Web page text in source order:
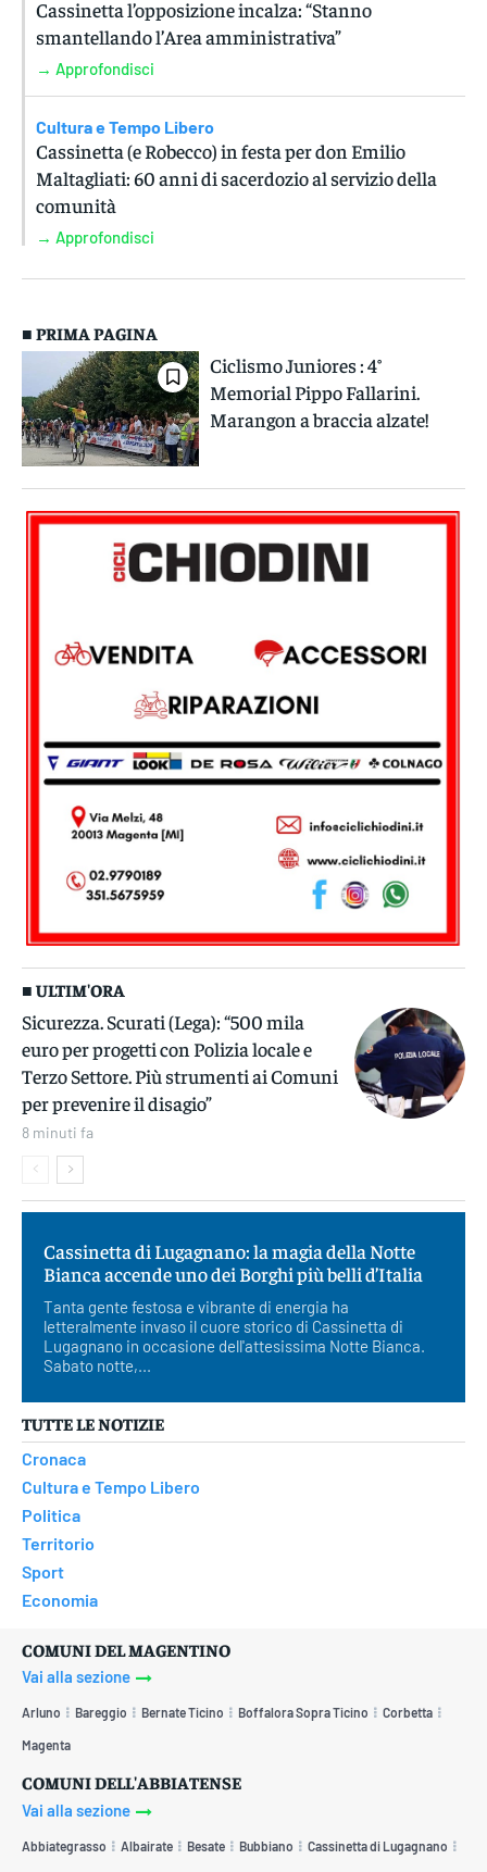
Cassinetta l’opposizione incalza: “Stanno
smantellando l’Area amministrativa”
→ Approfondisci
Cultura e Tempo Libero
Cassinetta (e Robecco) in festa per don Emilio
Maltagliati: 60 anni di sacerdozio al servizio della
comunità
→ Approfondisci
■ PRIMA PAGINA
Ciclismo Juniores : 4°
Memorial Pippo Fallarini.
Marangon a braccia alzate!
■ ULTIM'ORA
Sicurezza. Scurati (Lega): “500 mila
euro per progetti con Polizia locale e
Terzo Settore. Più strumenti ai Comuni
per prevenire il disagio”
8 minuti fa
Cassinetta di Lugagnano: la magia della Notte
Bianca accende uno dei Borghi più belli d’Italia
Tanta gente festosa e vibrante di energia ha
letteralmente invaso il cuore storico di Cassinetta di
Lugagnano in occasione dell'attesissima Notte Bianca.
Sabato notte,...
TUTTE LE NOTIZIE
Cronaca
Cultura e Tempo Libero
Politica
Territorio
Sport
Economia
COMUNI DEL MAGENTINO
Vai alla sezione
Arluno Bareggio Bernate Ticino Boffalora Sopra Ticino Corbetta
Magenta
COMUNI DELL'ABBIATENSE
Vai alla sezione
Abbiategrasso Albairate Besate Bubbiano Cassinetta di Lugagnano